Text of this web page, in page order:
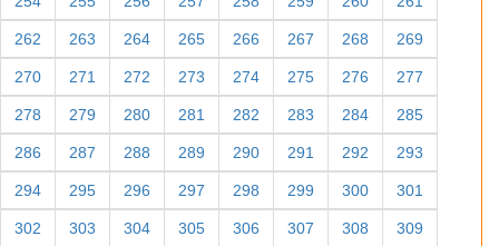
262 263 264 265 266 267 268 269
270 271 272 273 274 275 276 277
278 279 280 281 282 283 284 285
286 287 288 289 290 291 292 293
294 295 296 297 298 299 300 301
302 303 304 305 306 307 308 309